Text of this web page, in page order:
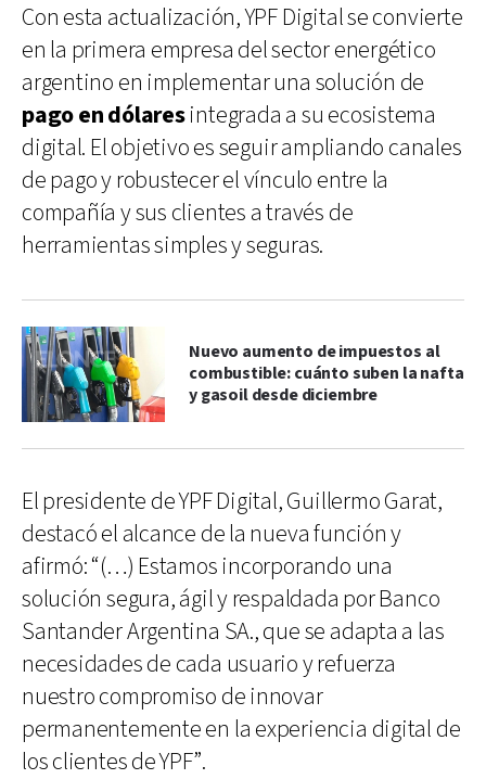
Con esta actualización, YPF Digital se convierte
en la primera empresa del sector energético
argentino en implementar una solución de
pago en dólaresintegrada a su ecosistema
digital. El objetivo es seguir ampliando canales
de pago y robustecer el vínculo entre la
compañía y sus clientes a través de
herramientas simples y seguras.
Nuevo aumento de impuestos al
combustible: cuánto suben la nafta
y gasoil desde diciembre
El presidente de YPF Digital, Guillermo Garat,
destacó el alcance de la nueva función y
afirmó: “(…) Estamos incorporando una
solución segura, ágil y respaldada por Banco
Santander Argentina SA., que se adapta a las
necesidades de cada usuario y refuerza
nuestro compromiso de innovar
permanentemente en la experiencia digital de
los clientes de YPF”.